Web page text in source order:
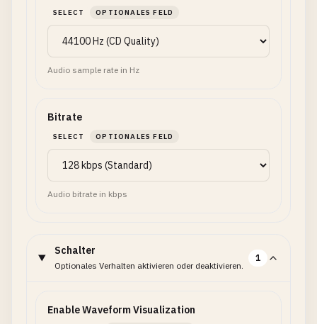
SELECT OPTIONALES FELD
Audio sample rate in Hz
Bitrate
SELECT OPTIONALES FELD
Audio bitrate in kbps
Schalter
Optionales Verhalten aktivieren oder deaktivieren.
1
Enable Waveform Visualization